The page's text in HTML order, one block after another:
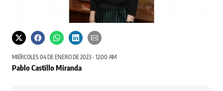
MIÉRCOLES 04 DE ENERO DE 2023 - 12:00 AM
Pablo Castillo Miranda